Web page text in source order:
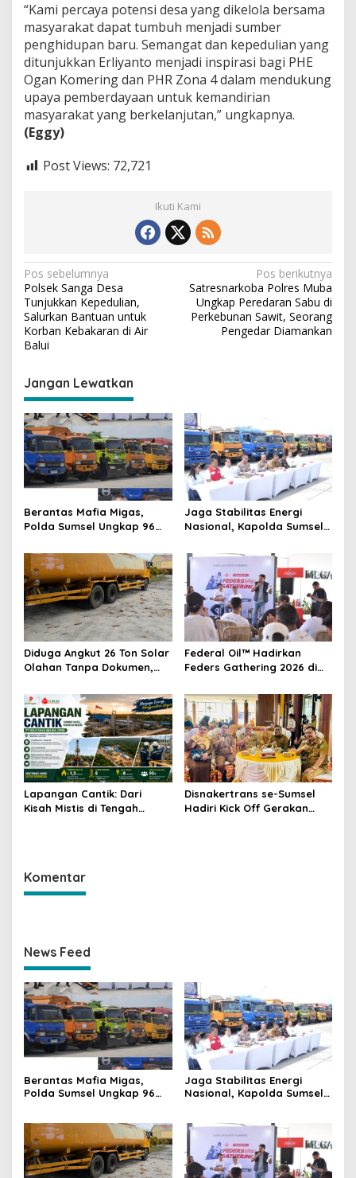
“Kami percaya potensi desa yang dikelola bersama
masyarakat dapat tumbuh menjadi sumber
penghidupan baru. Semangat dan kepedulian yang
ditunjukkan Erliyanto menjadi inspirasi bagi PHE
Ogan Komering dan PHR Zona 4 dalam mendukung
upaya pemberdayaan untuk kemandirian
masyarakat yang berkelanjutan,” ungkapnya.
(Eggy)
Post Views: 72,721
Ikuti Kami
N
a
v
i
a
s
i
p
o
Pos sebelumnya
Polsek Sanga Desa
Tunjukkan Kepedulian,
Salurkan Bantuan untuk
Korban Kebakaran di Air
Balui
Pos berikutnya
Satresnarkoba Polres Muba
Ungkap Peredaran Sabu di
Perkebunan Sawit, Seorang
Pengedar Diamankan
Jangan Lewatkan
Berantas Mafia Migas,
Polda Sumsel Ungkap 96
Sepanjang 2026
Jaga Stabilitas Energi
Nasional, Kapolda Sumsel
Pengungkapan 129
Tersangka BBM Ilegal
Diduga Angkut 26 Ton Solar
Olahan Tanpa Dokumen,
Satreskrim Polres OKI di Tol
Kayuagung–Pematang
Panggang
Federal Oil™ Hadirkan
Feders Gathering 2026 di
Kedekatan dengan
Komunitas Motor Matic
Lapangan Cantik: Dari
Kisah Mistis di Tengah
Disnakertrans se-Sumsel
Hadiri Kick Off Gerakan
Komentar
News Feed
Berantas Mafia Migas,
Polda Sumsel Ungkap 96
Jaga Stabilitas Energi
Nasional, Kapolda Sumsel
Tersangka BBM Ilegal